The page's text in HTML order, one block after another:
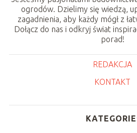
ogrodów. Dzielimy się wiedzą,
zagadnienia, aby każdy mógł z
Dołącz do nas i odkryj świat
porad!
REDAKCJA
KONTAKT